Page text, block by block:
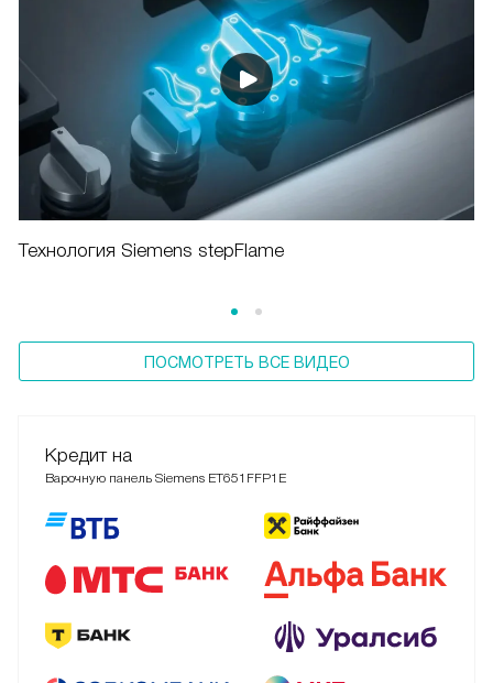
Технология Siemens stepFlame
ПОСМОТРЕТЬ ВСЕ ВИДЕО
Кредит на
Варочную панель Siemens ET651FFP1E